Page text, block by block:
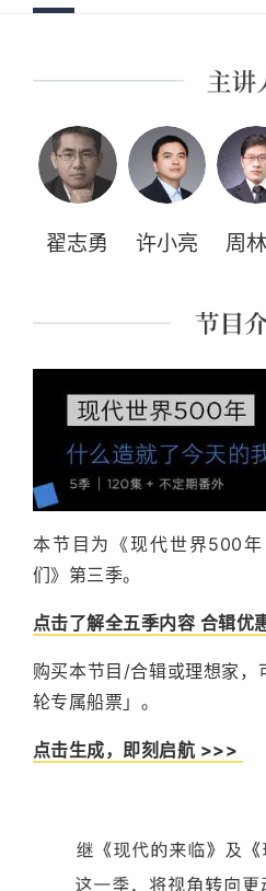
翟志勇 许小亮 周
本节目为《现代世界500
们》第三季。
点击了解全五季内容 合辑
购买本节目/合辑或理想家，
轮专属船票」。
点击生成，即刻启航 >>>